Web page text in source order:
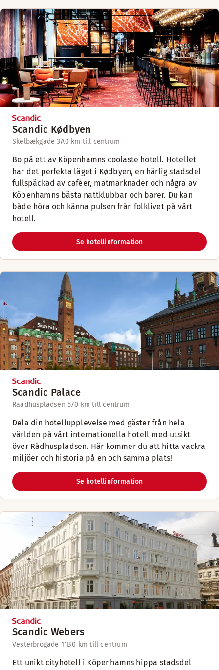
Scandic Kødbyen
Skelbækgade 3A0 km till centrum
Bo på ett av Köpenhamns coolaste hotell. Hotellet
har det perfekta läget i Kødbyen, en härlig stadsdel
fullspäckad av caféer, matmarknader och några av
Köpenhamns bästa nattklubbar och barer. Du kan
både höra och känna pulsen från folklivet på vårt
hotell.
Se hotellinformation
Scandic Palace
Raadhuspladsen 570 km till centrum
Dela din hotellupplevelse med gäster från hela
världen på vårt internationella hotell med utsikt
över Rådhuspladsen. Här kommer du att hitta vackra
miljöer och historia på en och samma plats!
Se hotellinformation
Scandic Webers
Vesterbrogade 11B0 km till centrum
Ett unikt cityhotell i Köpenhamns hippa stadsdel